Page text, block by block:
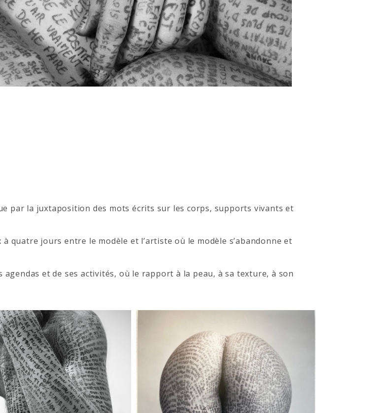
par la juxtaposition des mots écrits sur les corps, supports vivants et
quatre jours entre le modèle et l’artiste où le modèle s’abandonne et
et de ses activités, où le rapport à la peau, à sa texture, à son